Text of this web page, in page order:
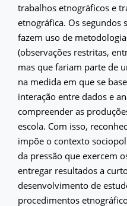
trabalhos etnográficos e
etnográfica. Os segundos
fazem uso de
(observações restritas,
mas que fariam parte de
na medida em que se
interação entre dados e
compreender as
escola. Com isso,
impõe o contexto
da pressão que exercem
entregar resultados a
desenvolvimento de
procedimentos